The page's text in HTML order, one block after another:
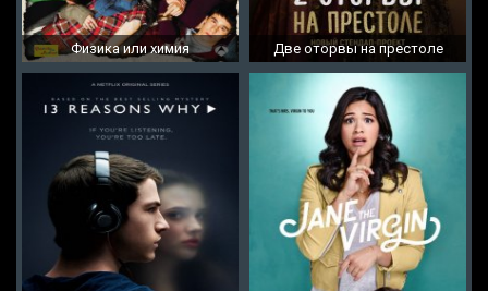
Физика или химия Две оторвы на престоле